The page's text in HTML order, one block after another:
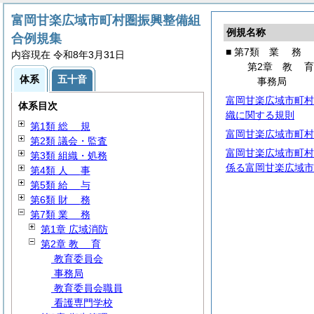
例規名称
■ 第7類 業 務
第2章 教育
事務局
富岡甘楽広域市町
織に関する規則
富岡甘楽広域市町
富岡甘楽広域市町
係る富岡甘楽広域
富岡甘楽広域市町村圏振興整備組
合例規集
内容現在 令和8年3月31日
体系 五十音
体系目次
第1類 総 規
第2類 議会・監査
第3類 組織・処務
第4類 人 事
第5類 給 与
第6類 財 務
第7類 業 務
第1章 広域消防
第2章 教 育
教育委員会
事務局
教育委員会職員
看護専門学校